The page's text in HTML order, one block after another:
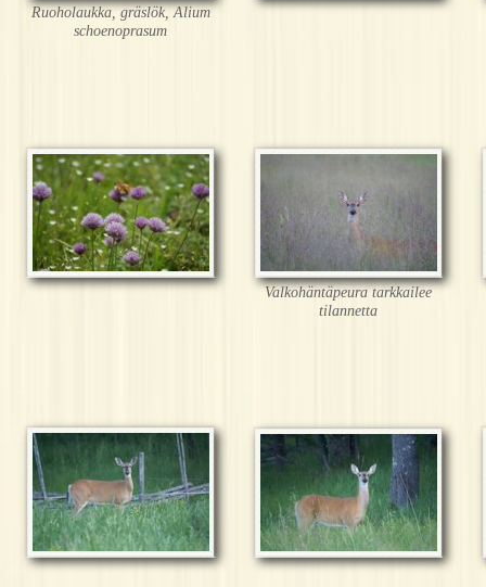
Ruoholaukka, gräslök, Alium
schoenoprasum
Valkohäntäpeura tarkkailee
tilannetta